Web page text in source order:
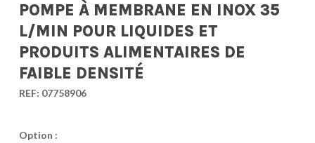
POMPE À MEMBRANE EN INOX 35
L/MIN POUR LIQUIDES ET
PRODUITS ALIMENTAIRES DE
FAIBLE DENSITÉ
REF: 07758906
Option :